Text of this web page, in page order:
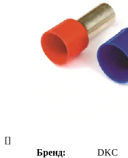
[]
Бренд:
DKC